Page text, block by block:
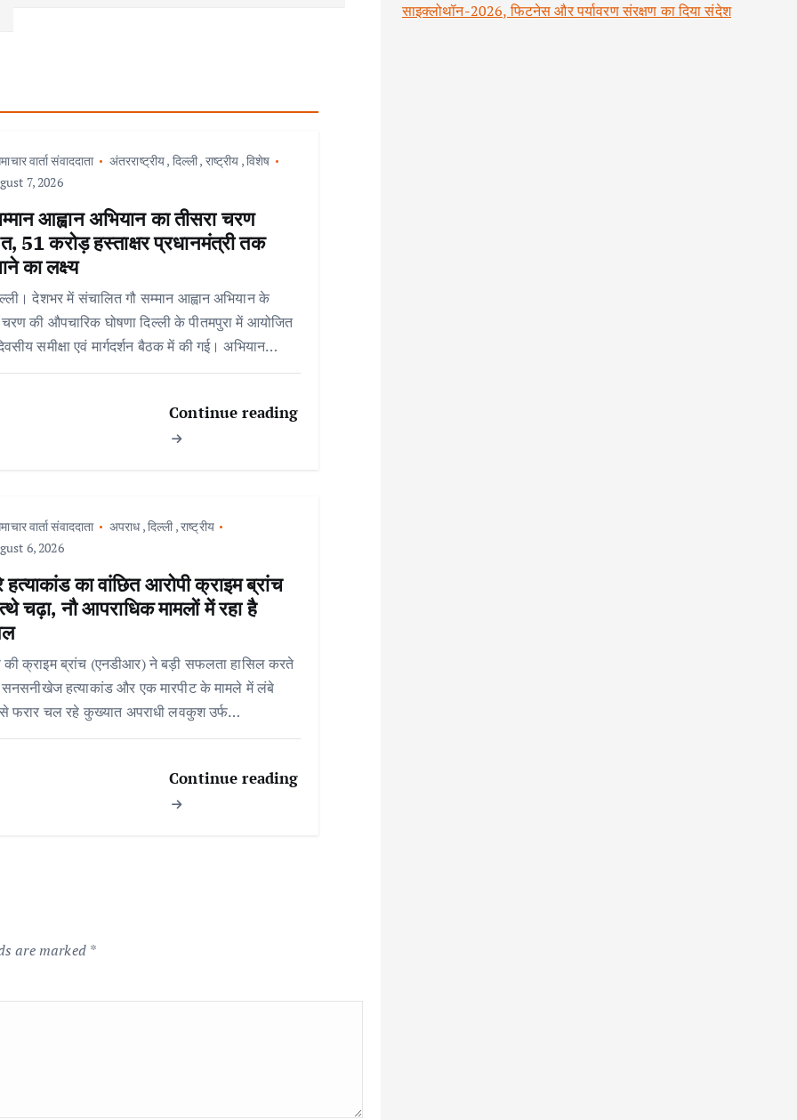
वार्ता संवाददाता अंतरराष्ट्रीय, दिल्ली, राष्ट्रीय ,विशेष
7, 2026
आह्वान अभियान का तीसरा चरण
51 करोड़ हस्ताक्षर प्रधानमंत्री तक
का लक्ष्य
देशभर में संचालित गौ सम्मान आह्वान अभियान के
की औपचारिक घोषणा दिल्ली के पीतमपुरा में आयोजित
समीक्षा एवं मार्गदर्शन बैठक में की गई। अभियान…
Continue reading
वार्ता संवाददाता अपराध,दिल्ली,राष्ट्रीय
6, 2026
हत्याकांड का वांछित आरोपी क्राइम ब्रांच
चढ़ा, नौ आपराधिक मामलों में रहा है
क्राइम ब्रांच (एनडीआर) ने बड़ी सफलता हासिल करते
सनसनीखेज हत्याकांड और एक मारपीट के मामले में लंबे
फरार चल रहे कुख्यात अपराधी लवकुश उर्फ…
Continue reading
are marked *
साइक्लोथॉन-2026, फिटनेस और पर्यावरण संरक्षण का दिया संदेश